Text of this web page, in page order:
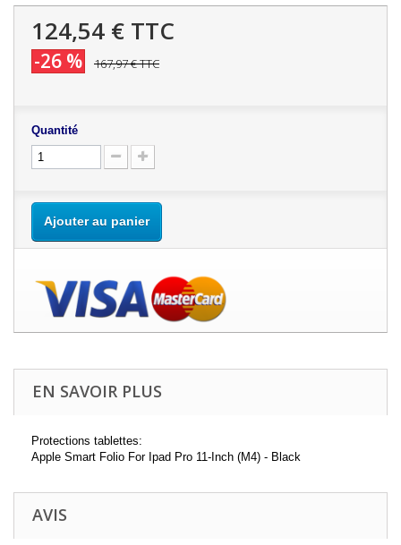
124,54 € TTC
-26 % 167,97 €TTC
Quantité
Ajouter au panier
EN SAVOIR PLUS
Protections tablettes:
Apple Smart Folio For Ipad Pro 11-Inch (M4) - Black
AVIS